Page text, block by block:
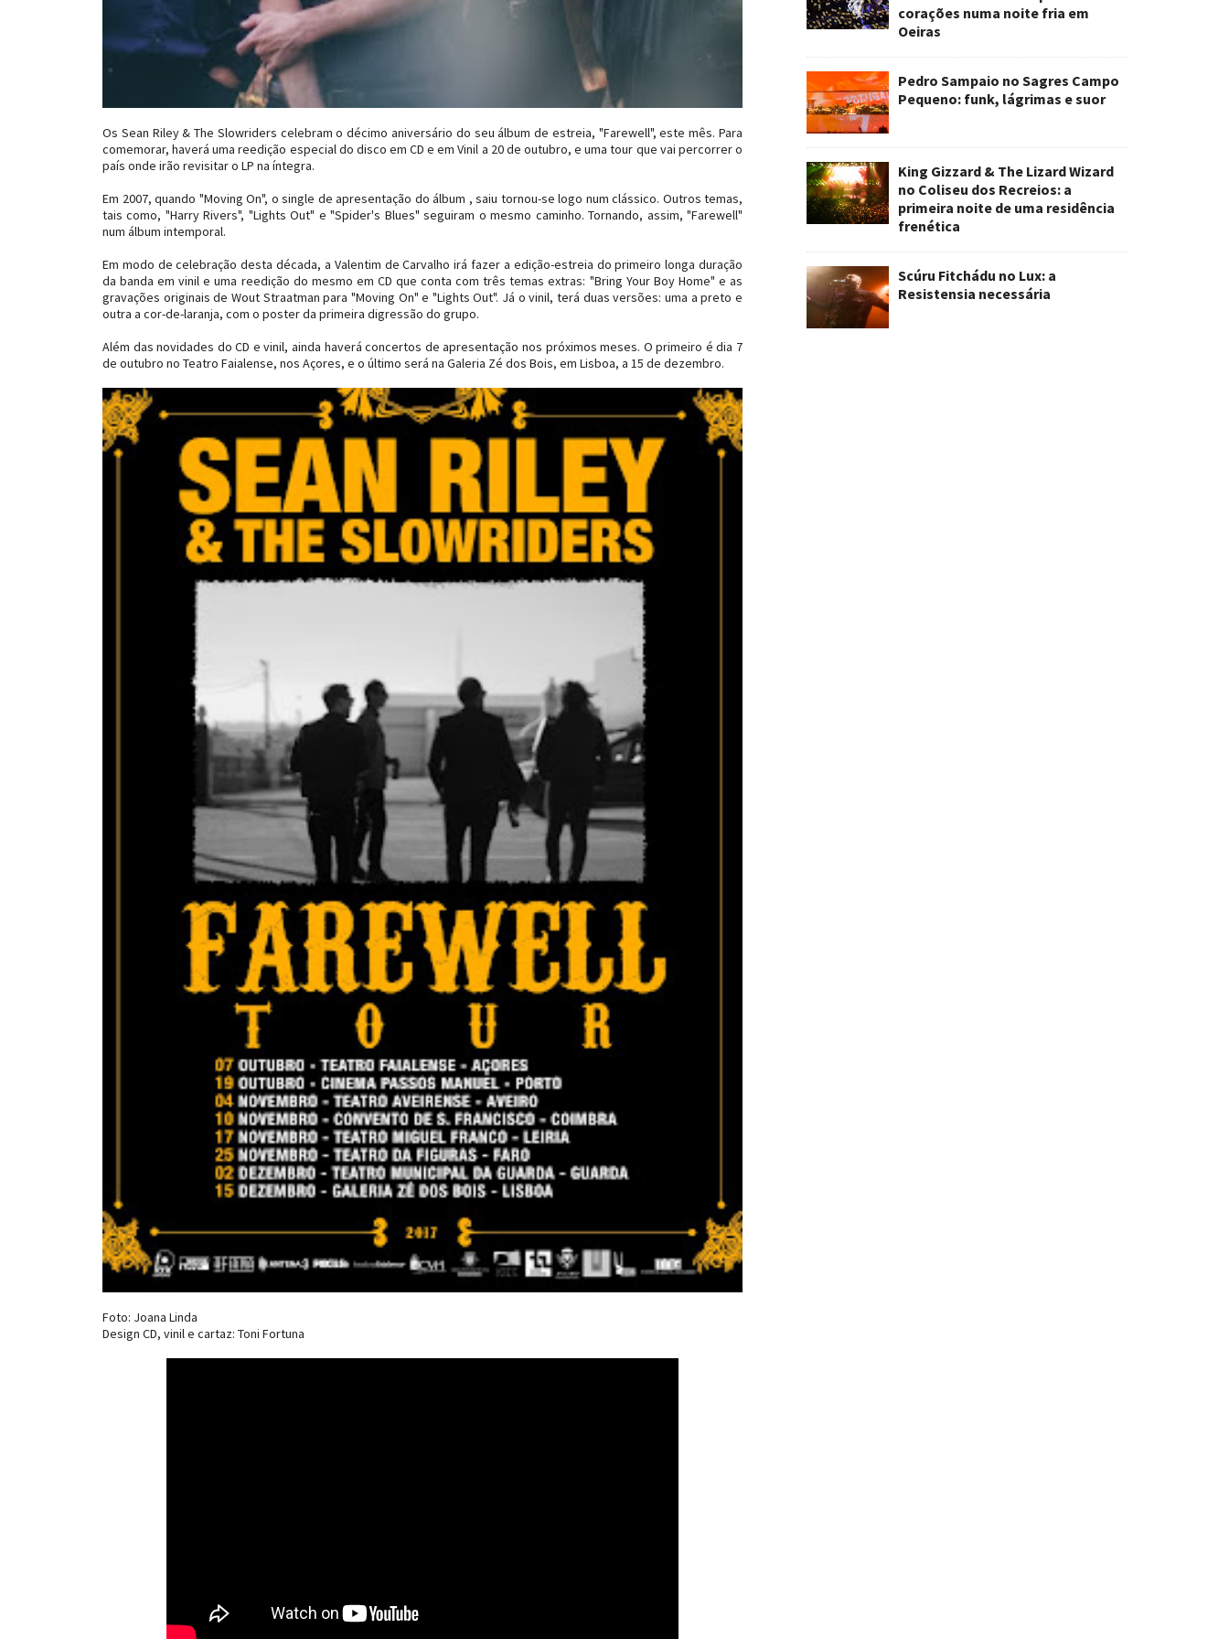
Os Sean Riley & The Slowriders celebram o décimo aniversário do seu álbum de estreia, "Farewell", este mês. Para
comemorar, haverá uma reedição especial do disco em CD e em Vinil a 20 de outubro, e uma tour que vai percorrer o
país onde irão revisitar o LP na íntegra.
Em 2007, quando "Moving On", o single de apresentação do álbum , saiu tornou-se logo num clássico. Outros temas,
tais como, "Harry Rivers", "Lights Out" e "Spider's Blues" seguiram o mesmo caminho. Tornando, assim, "Farewell"
num álbum intemporal.
Em modo de celebração desta década, a Valentim de Carvalho irá fazer a edição-estreia do primeiro longa duração
da banda em vinil e uma reedição do mesmo em CD que conta com três temas extras: "Bring Your Boy Home" e as
gravações originais de Wout Straatman para "Moving On" e "Lights Out". Já o vinil, terá duas versões: uma a preto e
outra a cor-de-laranja, com o poster da primeira digressão do grupo.
Além das novidades do CD e vinil, ainda haverá concertos de apresentação nos próximos meses. O primeiro é dia 7
de outubro no Teatro Faialense, nos Açores, e o último será na Galeria Zé dos Bois, em Lisboa, a 15 de dezembro.
Foto: Joana Linda
Design CD, vinil e cartaz: Toni Fortuna
corações numa noite fria em
Oeiras
Pedro Sampaio no Sagres Campo
Pequeno: funk, lágrimas e suor
King Gizzard & The Lizard Wizard
no Coliseu dos Recreios: a
primeira noite de uma residência
frenética
Scúru Fitchádu no Lux: a
Resistensia necessária